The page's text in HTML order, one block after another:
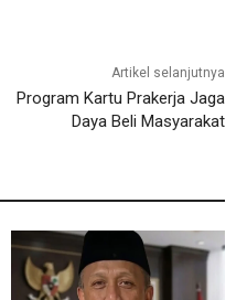
Artikel selanjutnya
Program Kartu Prakerja Jaga
Daya Beli Masyarakat